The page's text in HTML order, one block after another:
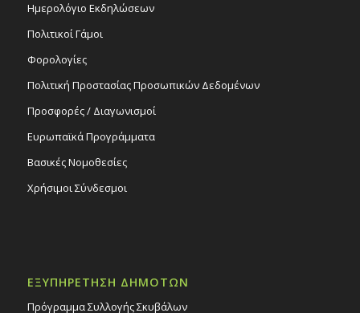
Ημερολόγιο Εκδηλώσεων
Πολιτικοί Γάμοι
Φορολογίες
Πολιτική Προστασίας Προσωπικών Δεδομένων
Προσφορές / Διαγωνισμοί
Ευρωπαϊκά Προγράμματα
Βασικές Νομοθεσίες
Χρήσιμοι Σύνδεσμοι
ΕΞΥΠΗΡΕΤΗΣΗ ΔΗΜΟΤΩΝ
Πρόγραμμα Συλλογής Σκυβάλων